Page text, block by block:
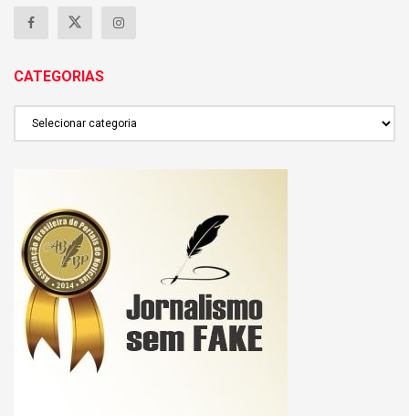
CATEGORIAS